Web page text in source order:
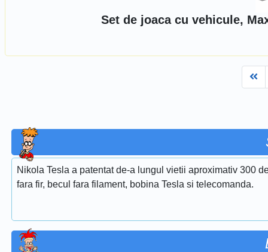
Set de joaca cu vehicule,
Nikola Tesla a patentat de-a lungul vietii aproximativ 300
fara fir, becul fara filament, bobina Tesla si telecomanda.